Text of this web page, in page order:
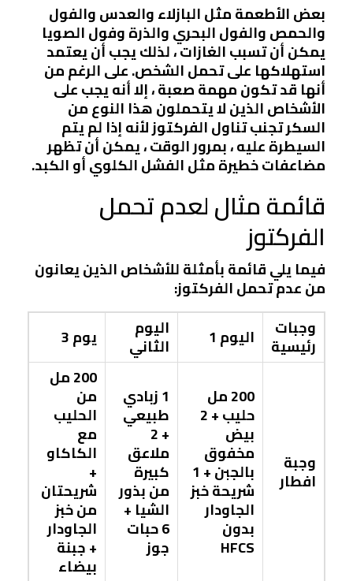
بعض الأطعمة مثل البازلاء والعدس والفول
والحمص والفول البحري والذرة وفول الصويا
يمكن أن تسبب الغازات ، لذلك يجب أن يعتمد
استهلاكها على تحمل الشخص. على الرغم من
أنها قد تكون مهمة صعبة ، إلا أنه يجب على
الأشخاص الذين لا يتحملون هذا النوع من
السكر تجنب تناول الفركتوز لأنه إذا لم يتم
السيطرة عليه ، بمرور الوقت ، يمكن أن تظهر
مضاعفات خطيرة مثل الفشل الكلوي أو الكبد.
قائمة مثال لعدم تحمل
الفركتوز
فيما يلي قائمة بأمثلة للأشخاص الذين يعانون
من عدم تحمل الفركتوز:
وجبات
رئيسية اليوم 1 اليوم
الثاني يوم 3
وجبة
افطار
200 مل
حليب + 2
بيض
مخفوق
بالجبن + 1
شريحة خبز
الجاودار
بدون
HFCS
1 زبادي
طبيعي
+ 2
ملاعق
كبيرة
من بذور
الشيا +
6 حبات
جوز
200 مل
من
الحليب
مع
الكاكاو
+
شريحتان
من خبز
الجاودار
+ جبنة
بيضاء